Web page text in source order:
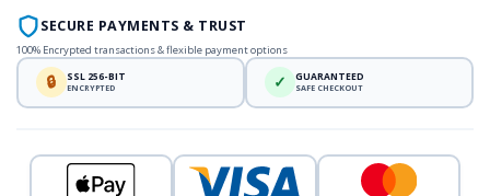
SECURE PAYMENTS & TRUST
100% Encrypted transactions & flexible payment options
🔒 SSL 256-BIT
ENCRYPTED ✓ GUARANTEED
SAFE CHECKOUT